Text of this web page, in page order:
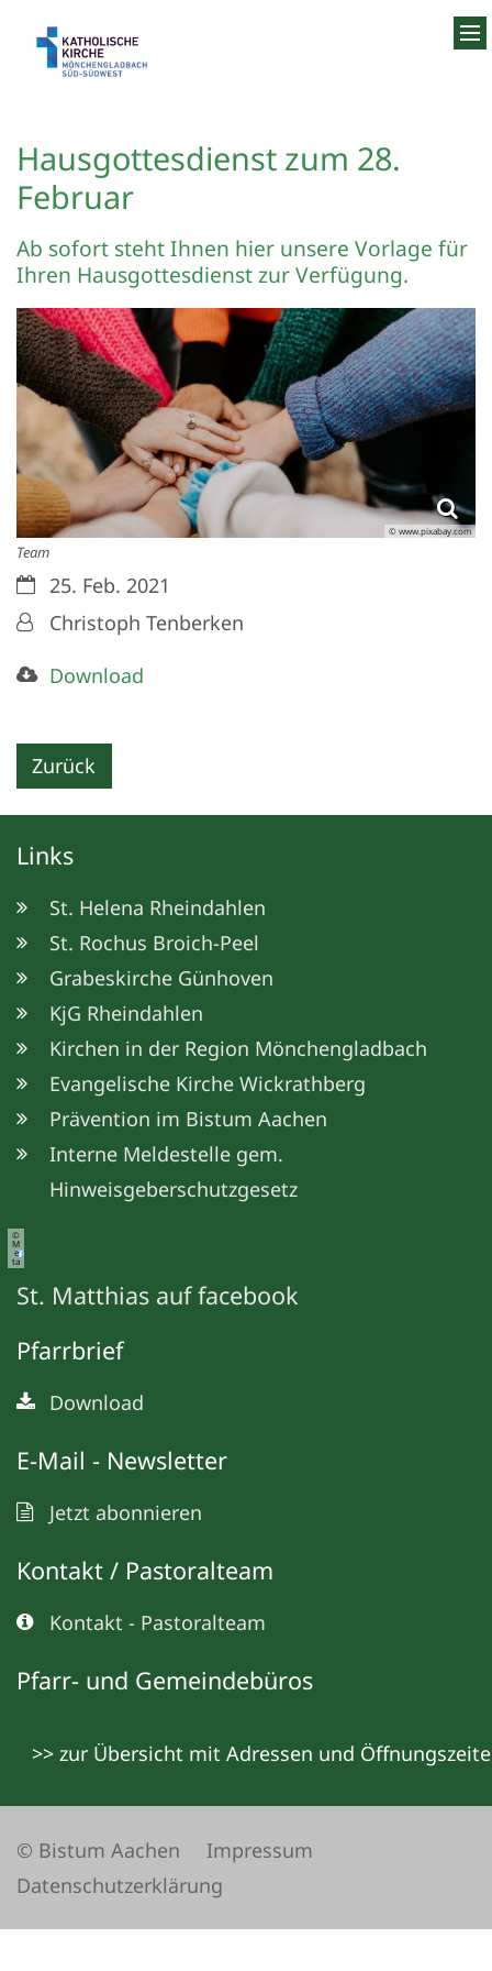
Hausgottesdienst zum 28.
Februar
Ab sofort steht Ihnen hier unsere Vorlage für
Ihren Hausgottesdienst zur Verfügung.
© www.pixabay.com
Team
Datum:25. Feb. 2021
Von:Christoph Tenberken
Download
Zurück
Links
St. Helena Rheindahlen
St. Rochus Broich-Peel
Grabeskirche Günhoven
KjG Rheindahlen
Kirchen in der Region Mönchengladbach
Evangelische Kirche Wickrathberg
Prävention im Bistum Aachen
Interne Meldestelle gem.
Hinweisgeberschutzgesetz
©
M
e
ta
St. Matthias auf facebook
Pfarrbrief
Download
E-Mail - Newsletter
Jetzt abonnieren
Kontakt / Pastoralteam
Kontakt - Pastoralteam
Pfarr- und Gemeindebüros
>> zur Übersicht mit Adressen und
© Bistum Aachen
Impressum
Datenschutzerklärung